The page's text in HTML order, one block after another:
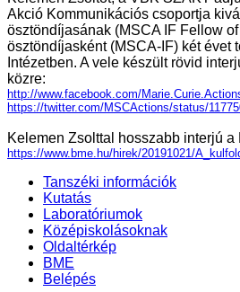
Akció Kommunikációs csoportja
ösztöndíjasának (MSCA IF Fellow
ösztöndíjasként (MSCA-IF) két évet
Intézetben. A vele készült rövid
közre:
http://www.facebook.com/
https://twitter.com/MSCActions/status/
Kelemen Zsolttal hosszabb interjú
https://www.bme.hu/hirek/20191021/
Tanszéki információk
Kutatás
Laboratóriumok
Középiskolásoknak
Oldaltérkép
BME
Belépés